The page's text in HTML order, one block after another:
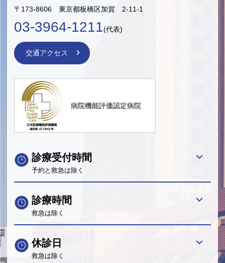
〒173-8606 東京都板橋区加賀 2-11-1
03-3964-1211(代表)
交通アクセス
病院機能評価認定病院
診療受付時間
予約と救急は除く
診療時間
救急は除く
休診日
救急は除く